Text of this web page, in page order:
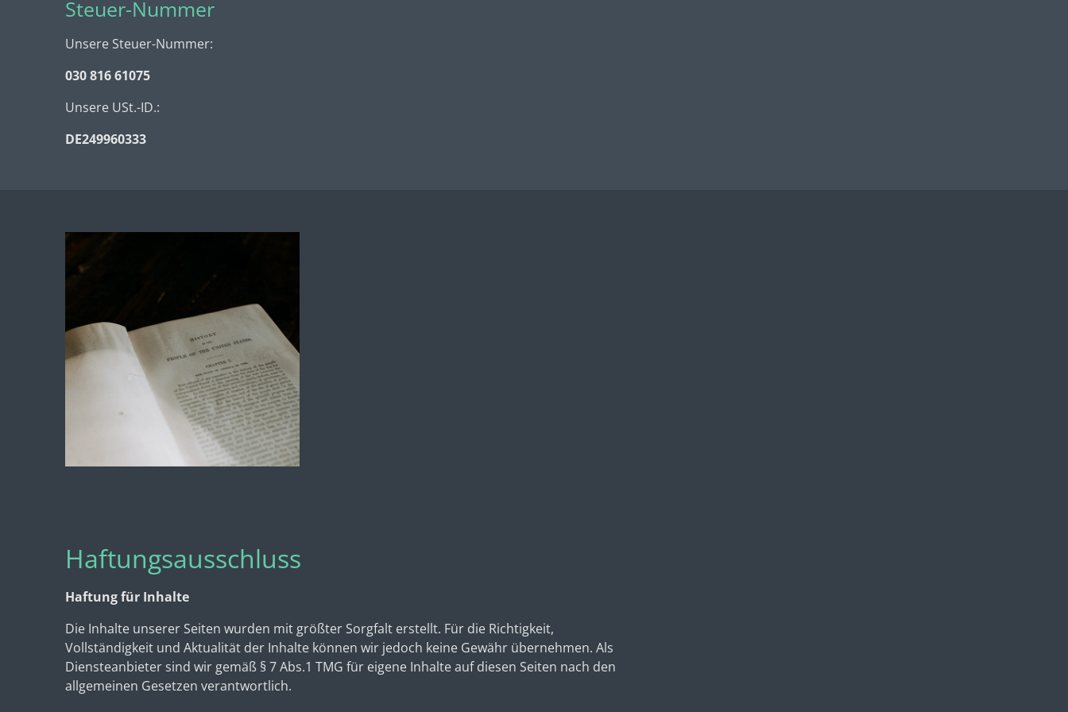
Steuer-Nummer
Unsere Steuer-Nummer:
030 816 61075
Unsere USt.-ID.:
DE249960333
Haftungsausschluss
Haftung für Inhalte
Die Inhalte unserer Seiten wurden mit größter Sorgfalt erstellt. Für die Richtigkeit,
Vollständigkeit und Aktualität der Inhalte können wir jedoch keine Gewähr übernehmen. Als
Diensteanbieter sind wir gemäß § 7 Abs.1 TMG für eigene Inhalte auf diesen Seiten nach den
allgemeinen Gesetzen verantwortlich.